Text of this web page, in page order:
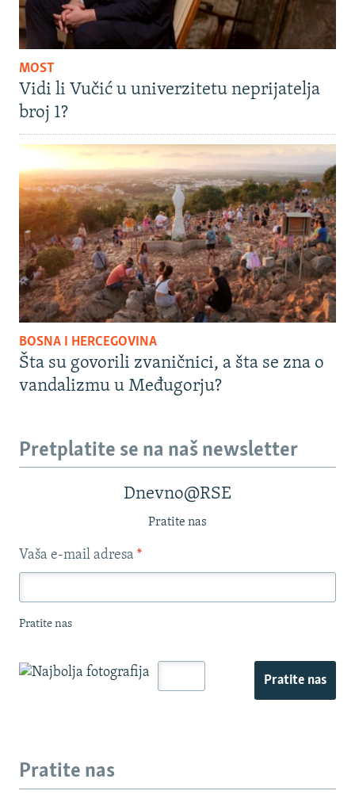
MOST
Vidi li Vučić u univerzitetu neprijatelja
broj 1?
BOSNA I HERCEGOVINA
Šta su govorili zvaničnici, a šta se zna o
vandalizmu u Međugorju?
Pretplatite se na naš newsletter
Dnevno@RSE
Pratite nas
Vaša e-mail adresa *
Pratite nas
Pratite nas
Pratite nas